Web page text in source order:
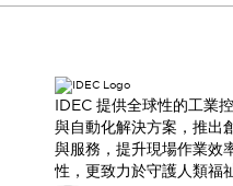
IDEC 提供全球性的工業
與自動化解決方案，推出
與服務，提升現場作業效
性，更致力於守護人類福祉